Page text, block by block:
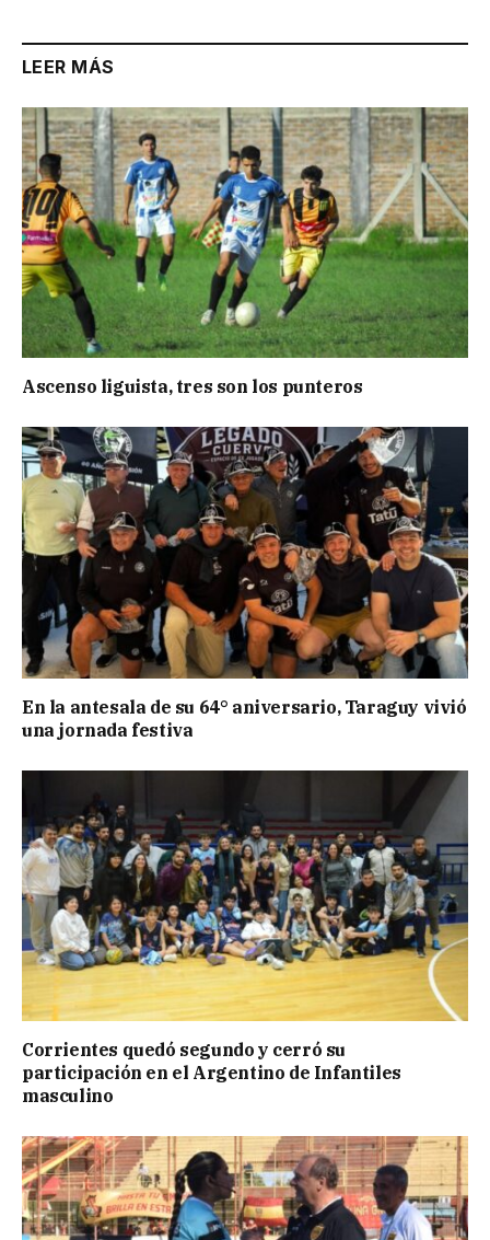
LEER MÁS
Ascenso liguista, tres son los punteros
En la antesala de su 64° aniversario, Taraguy vivió
una jornada festiva
Corrientes quedó segundo y cerró su
participación en el Argentino de Infantiles
masculino